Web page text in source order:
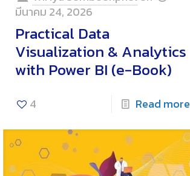
มีนาคม 24, 2026
Practical Data
Visualization & Analytics
with Power BI (e-Book)
4 Read more